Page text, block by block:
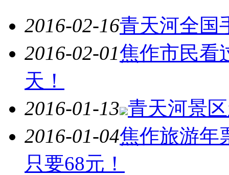
2016-02-16青天河全国
2016-02-01焦作市民看
天！
2016-01-13 青天河景
2016-01-04焦作旅游年
只要68元！